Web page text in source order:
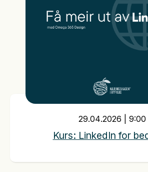
29.04.2026 9:00
Kurs: LinkedIn for